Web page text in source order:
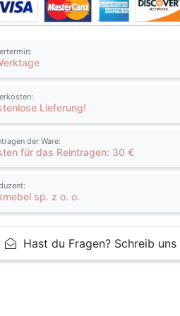
Lieferung!
der Ware:
für das Reintragen: 30 €
sp. z o. o.
Hast du Fragen? Schreib